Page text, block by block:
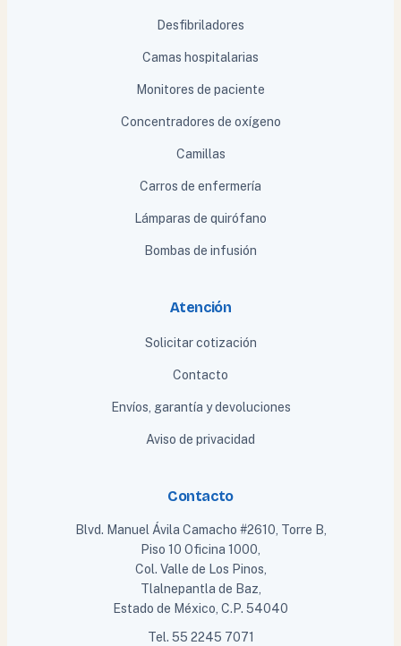
Desfibriladores
Camas hospitalarias
Monitores de paciente
Concentradores de oxígeno
Camillas
Carros de enfermería
Lámparas de quirófano
Bombas de infusión
Atención
Solicitar cotización
Contacto
Envíos, garantía y devoluciones
Aviso de privacidad
Contacto
Blvd. Manuel Ávila Camacho #2610, Torre B,
Piso 10 Oficina 1000,
Col. Valle de Los Pinos,
Tlalnepantla de Baz,
Estado de México, C.P. 54040
Tel. 55 2245 7071